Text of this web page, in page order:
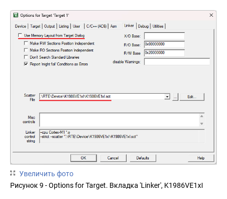
Увеличить фото
Рисунок 9 - Options for Target. Вкладка 'Linker', K1986VE1xI